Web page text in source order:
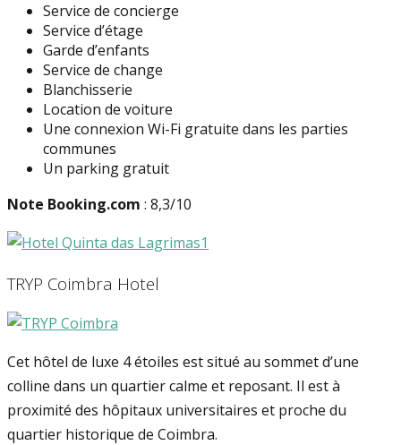
Service de concierge
Service d’étage
Garde d’enfants
Service de change
Blanchisserie
Location de voiture
Une connexion Wi-Fi gratuite dans les parties
communes
Un parking gratuit
Note Booking.com : 8,3/10
TRYP Coimbra Hotel
Cet hôtel de luxe 4 étoiles est situé au sommet d’une
colline dans un quartier calme et reposant. Il est à
proximité des hôpitaux universitaires et proche du
quartier historique de Coimbra.